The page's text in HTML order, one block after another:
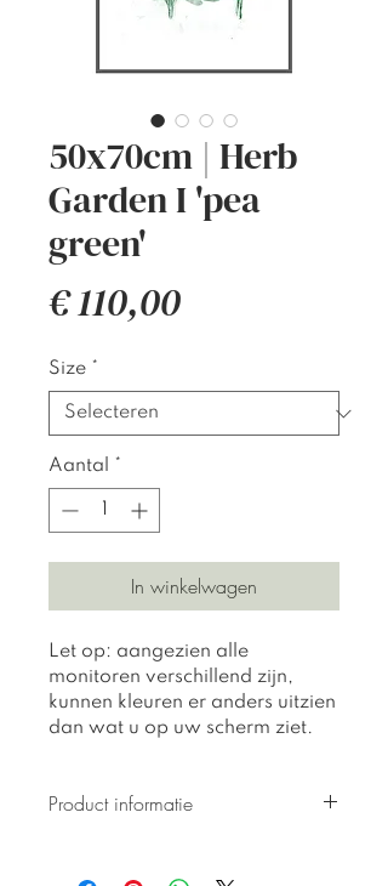
50x70cm | Herb
Garden I 'pea
green'
€ 110,00Prijs
Size *
Aantal *
In winkelwagen
Let op: aangezien alle
monitoren verschillend zijn,
kunnen kleuren er anders uitzien
dan wat u op uw scherm ziet.
Product informatie
getextureerd Hahnemuhle